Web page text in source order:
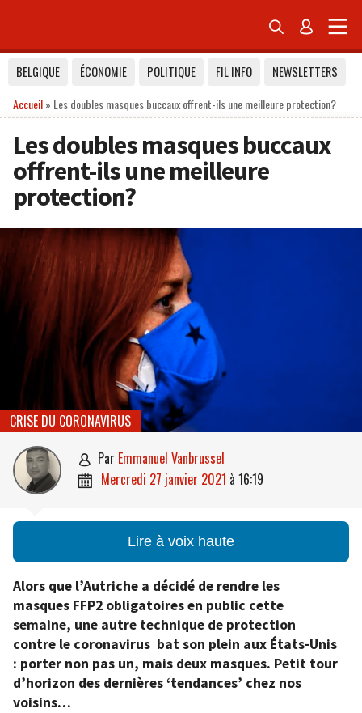
 
BELGIQUE ÉCONOMIE POLITIQUE FIL INFO
NEWSLETTERS
Accueil» Les doubles masques buccaux offrent-ils une meilleure protection?
Les doubles masques buccaux
offrent-ils une meilleure
protection?
CRISE DU CORONAVIRUS
 par Emmanuel Vanbrussel
 mercredi 27 janvier 2021 à 16:19
Lire à voix haute
Alors que l’Autriche a décidé de rendre les
masques FFP2 obligatoires en public cette
semaine, une autre technique de protection
contre le coronavirus bat son plein aux États-Unis
: porter non pas un, mais deux masques. Petit tour
d’horizon des dernières ‘tendances’ chez nos
voisins…